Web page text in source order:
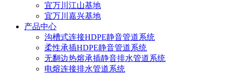
宜万川江山基地
宜万川嘉兴基地
产品中心
沟槽式连接HDPE静音管道系统
柔性承插HDPE静音管道系统
无翻边热熔承插静音排水管道系统
电熔连接排水管道系统